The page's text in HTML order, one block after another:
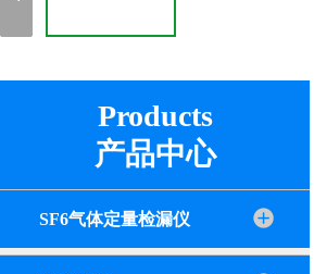
Products
产品中心
SF6气体定量检漏仪